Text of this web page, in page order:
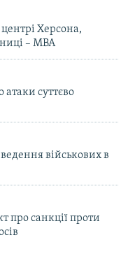
Херсона,
– МВА
суттєво
військових в
про санкції проти